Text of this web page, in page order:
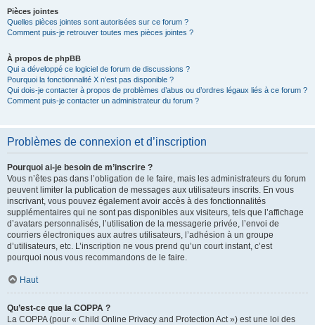
Pièces jointes
Quelles pièces jointes sont autorisées sur ce forum ?
Comment puis-je retrouver toutes mes pièces jointes ?
À propos de phpBB
Qui a développé ce logiciel de forum de discussions ?
Pourquoi la fonctionnalité X n’est pas disponible ?
Qui dois-je contacter à propos de problèmes d’abus ou d’ordres légaux liés à ce forum ?
Comment puis-je contacter un administrateur du forum ?
Problèmes de connexion et d’inscription
Pourquoi ai-je besoin de m’inscrire ?
Vous n’êtes pas dans l’obligation de le faire, mais les administrateurs du forum
peuvent limiter la publication de messages aux utilisateurs inscrits. En vous
inscrivant, vous pouvez également avoir accès à des fonctionnalités
supplémentaires qui ne sont pas disponibles aux visiteurs, tels que l’affichage
d’avatars personnalisés, l’utilisation de la messagerie privée, l’envoi de
courriers électroniques aux autres utilisateurs, l’adhésion à un groupe
d’utilisateurs, etc. L’inscription ne vous prend qu’un court instant, c’est
pourquoi nous vous recommandons de le faire.
Haut
Qu’est-ce que la COPPA ?
La COPPA (pour « Child Online Privacy and Protection Act ») est une loi des